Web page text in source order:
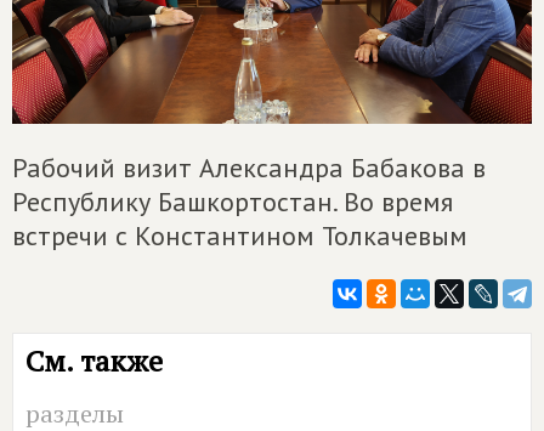
Рабочий визит Александра Бабакова в
Республику Башкортостан. Во время
встречи с Константином Толкачевым
См. также
разделы